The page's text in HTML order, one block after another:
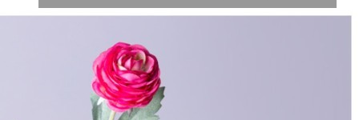
Характеристики